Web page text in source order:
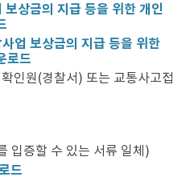
상금의 지급 등을 위한 개인
업 보상금의 지급 등을 위한
로드
인원(경찰서) 또는 교통사고접
입증할 수 있는 서류 일체)
드